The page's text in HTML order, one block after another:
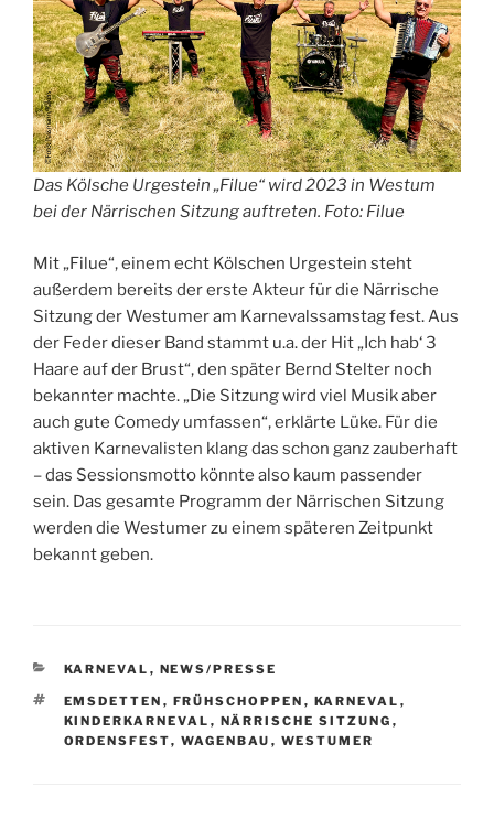
Das Kölsche Urgestein „Filue“ wird 2023 in Westum
bei der Närrischen Sitzung auftreten. Foto: Filue
Mit „Filue“, einem echt Kölschen Urgestein steht
außerdem bereits der erste Akteur für die Närrische
Sitzung der Westumer am Karnevalssamstag fest. Aus
der Feder dieser Band stammt u.a. der Hit „Ich hab‘ 3
Haare auf der Brust“, den später Bernd Stelter noch
bekannter machte. „Die Sitzung wird viel Musik aber
auch gute Comedy umfassen“, erklärte Lüke. Für die
aktiven Karnevalisten klang das schon ganz zauberhaft
– das Sessionsmotto könnte also kaum passender
sein. Das gesamte Programm der Närrischen Sitzung
werden die Westumer zu einem späteren Zeitpunkt
bekannt geben.
KATEGORIEN
KARNEVAL , NEWS/PRESSE
SCHLAGWÖRTER
EMSDETTEN , FRÜHSCHOPPEN , KARNEVAL ,
KINDERKARNEVAL , NÄRRISCHE SITZUNG ,
ORDENSFEST, WAGENBAU , WESTUMER